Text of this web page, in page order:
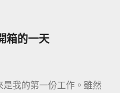
箱的一天
是我的第一份工作。雖然